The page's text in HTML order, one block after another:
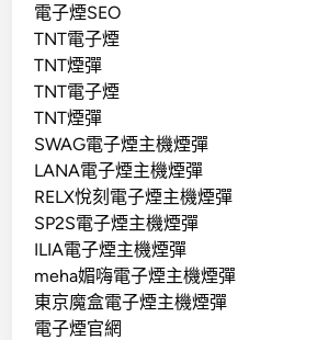
電子煙SEO
TNT電子煙
TNT煙彈
TNT電子煙
TNT煙彈
SWAG電子煙主機煙彈
LANA電子煙主機煙彈
RELX悅刻電子煙主機煙彈
SP2S電子煙主機煙彈
ILIA電子煙主機煙彈
meha媚嗨電子煙主機煙彈
東京魔盒電子煙主機煙彈
電子煙官網